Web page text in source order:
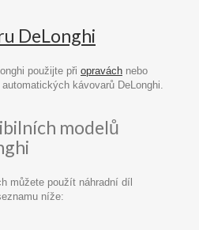
DeLonghi
použijte při opravách nebo
kávovarů DeLonghi.
modelů
můžete použít náhradní díl
níže: